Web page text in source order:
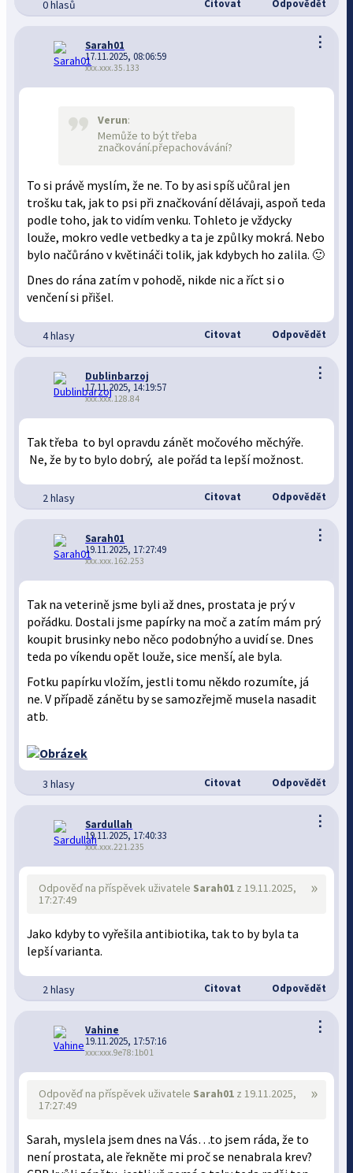
0 hlasů Citovat Odpovědět
⋮
Sarah01
17.11.2025, 08:06:59
xxx.xxx.35.133
Verun:
Memůže to být třeba
značkování.přepachovávání?
To si právě myslím, že ne. To by asi spíš učůral jen
trošku tak, jak to psi při značkování dělávaji, aspoň teda
podle toho, jak to vidím venku. Tohleto je vždycky
louže, mokro vedle vetbedky a ta je způlky mokrá. Nebo
bylo načůráno v květináči tolik, jak kdybych ho zalila. 🙂
Dnes do rána zatím v pohodě, nikde nic a říct si o
venčení si přišel.
4 hlasy Citovat Odpovědět
⋮
Dublinbarzoj
17.11.2025, 14:19:57
xxx.xxx.128.84
Tak třeba to byl opravdu zánět močového měchýře.
Ne, že by to bylo dobrý, ale pořád ta lepší možnost.
2 hlasy Citovat Odpovědět
⋮
Sarah01
19.11.2025, 17:27:49
xxx.xxx.162.253
Tak na veterině jsme byli až dnes, prostata je prý v
pořádku. Dostali jsme papírky na moč a zatím mám prý
koupit brusinky nebo něco podobnýho a uvidí se. Dnes
teda po víkendu opět louže, sice menší, ale byla.
Fotku papírku vložím, jestli tomu někdo rozumíte, já
ne. V případě zánětu by se samozřejmě musela nasadit
atb.
3 hlasy Citovat Odpovědět
⋮
Sardullah
19.11.2025, 17:40:33
xxx.xxx.221.235
»
Odpověď na příspěvek uživatele Sarah01 z 19.11.2025,
17:27:49
Jako kdyby to vyřešila antibiotika, tak to by byla ta
lepší varianta.
2 hlasy Citovat Odpovědět
⋮
Vahine
19.11.2025, 17:57:16
xxx:xxx.9e78:1b01
»
Odpověď na příspěvek uživatele Sarah01 z 19.11.2025,
17:27:49
Sarah, myslela jsem dnes na Vás…to jsem ráda, že to
není prostata, ale řekněte mi proč se nenabrala krev?